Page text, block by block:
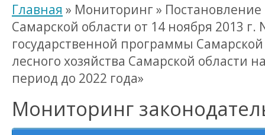
Информация
История
Главная » Мониторинг »
Самарской области от 14 ноября 2013
государственной программы
лесного хозяйства Самарской области
период до 2022 года»
Мониторинг